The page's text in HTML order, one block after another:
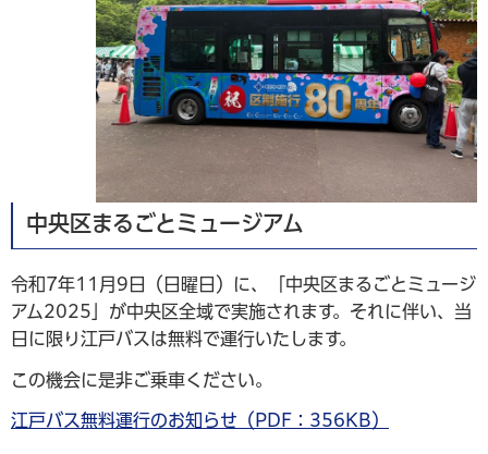
中央区まるごとミュージアム
令和7年11月9日（日曜日）に、「中央区まるごとミュージ
アム2025」が中央区全域で実施されます。それに伴い、当
日に限り江戸バスは無料で運行いたします。
この機会に是非ご乗車ください。
江戸バス無料運行のお知らせ（PDF：356KB）